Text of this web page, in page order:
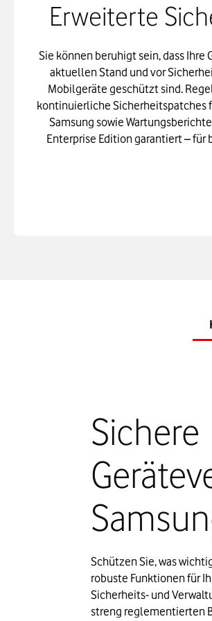
Erweiterte
Sie können beruhigt sein, dass Ihre
aktuellen Stand und vor
Mobilgeräte geschützt sind.
kontinuierliche Sicherheitspatches
Samsung sowie
Enterprise Edition garantiert – für
Sichere
Schützen Sie, was
robuste Funktionen für
Sicherheits- und
streng reglementierten